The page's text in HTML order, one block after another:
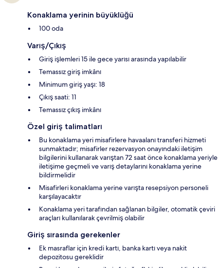
Konaklama yerinin büyüklüğü
100 oda
Varış/Çıkış
Giriş işlemleri 15 ile gece yarısı arasında yapılabilir
Temassız giriş imkânı
Minimum giriş yaşı: 18
Çıkış saati: 11
Temassız çıkış imkânı
Özel giriş talimatları
Bu konaklama yeri misafirlere havaalanı transferi hizmeti
sunmaktadır; misafirler rezervasyon onayındaki iletişim
bilgilerini kullanarak varıştan 72 saat önce konaklama yeriyle
iletişime geçmeli ve varış detaylarını konaklama yerine
bildirmelidir
Misafirleri konaklama yerine varışta resepsiyon personeli
karşılayacaktır
Konaklama yeri tarafından sağlanan bilgiler, otomatik çeviri
araçları kullanılarak çevrilmiş olabilir
Giriş sırasında gerekenler
Ek masraflar için kredi kartı, banka kartı veya nakit
depozitosu gereklidir